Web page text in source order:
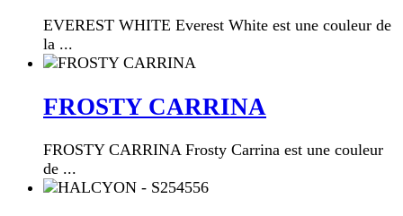
EVEREST WHITE Everest White est une couleur de
la ...
FROSTY CARRINA
FROSTY CARRINA Frosty Carrina est une couleur
de ...